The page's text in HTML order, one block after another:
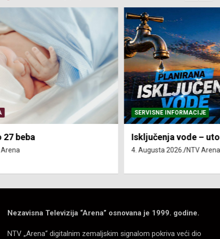
SERVISNE INFORMACIJE
Isključenja vode – utorak 4. avgust
Nezavisna Televizija “Arena” osnovana je 1999. godine.
NTV „Arena“ digitalnim zemaljskim signalom pokriva veći dio